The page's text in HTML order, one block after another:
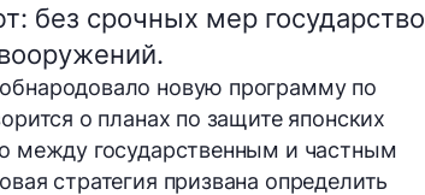
без срочных мер государство
новую программу по
о планах по защите японских
между государственным и частным
стратегия призвана определить